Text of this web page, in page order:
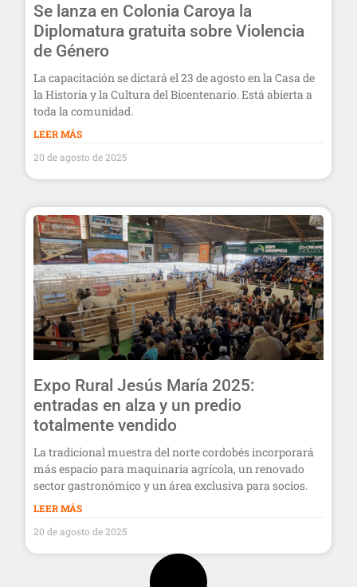
Se lanza en Colonia Caroya la
Diplomatura gratuita sobre Violencia
de Género
La capacitación se dictará el 23 de agosto en la Casa de
la Historia y la Cultura del Bicentenario. Está abierta a
toda la comunidad.
LEER MÁS
20 de agosto de 2025
Expo Rural Jesús María 2025:
entradas en alza y un predio
totalmente vendido
La tradicional muestra del norte cordobés incorporará
más espacio para maquinaria agrícola, un renovado
sector gastronómico y un área exclusiva para socios.
LEER MÁS
20 de agosto de 2025